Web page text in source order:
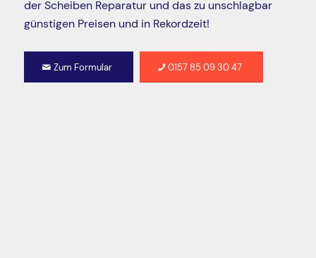
der Scheiben Reparatur und das zu unschlagbar
günstigen Preisen und in Rekordzeit!
Zum Formular 0157 85 09 30 47